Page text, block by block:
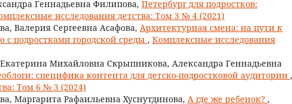
Геннадьевна Филипова, Петербург для подростков:
исследования детства: Том 3 № 4 (2021)
Валерия Сергеевна Асафова, Архитектурная смена: на пути к
подростками городской среды , Комплексные исследования
Михайловна Скрыпникова, Александра Геннадьевна
специфика контента для детско-подростковой аудитории ,
Том 6 № 3 (2024)
Маргарита Рафаильевна Хуснутдинова, А где же ребенок? ,